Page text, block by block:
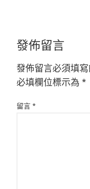
發佈留言
發佈留言必須填
必填欄位標示為 *
留言 *